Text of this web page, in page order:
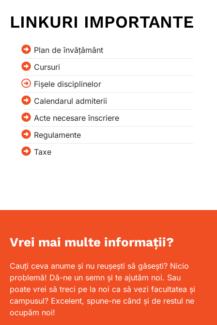
LINKURI IMPORTANTE
Plan de învățământ
Cursuri
Fișele disciplinelor
Calendarul admiterii
Acte necesare înscriere
Regulamente
Taxe
Vrei mai multe informații?
Cauți ceva anume și nu reușești să găsești? Nicio
problemă! Dă-ne un semn și te ajutăm noi. Sau
poate vrei să treci pe la noi ca să vezi facultatea și
campusul? Excelent, spune-ne când și de restul ne
ocupăm noi!